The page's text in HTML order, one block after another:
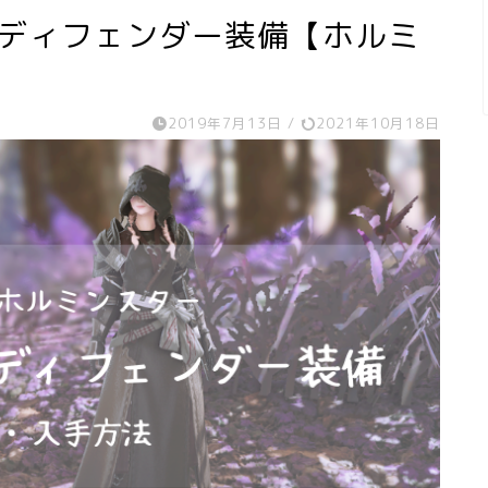
ィフェンダー装備【ホルミ
2019年7月13日 / 2021年10月18日